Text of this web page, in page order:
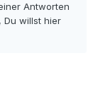
Antworten
Du willst hier